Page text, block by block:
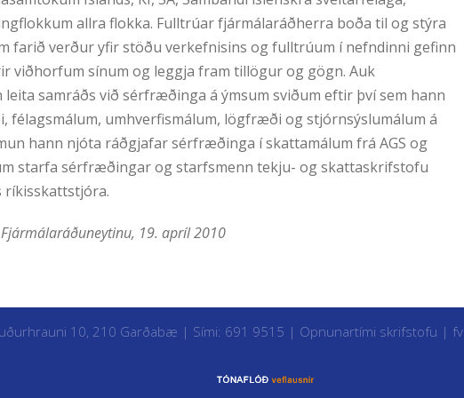
allra flokka. Fulltrúar fjármálaráðherra boða til og stýra
farið verður yfir stöðu verkefnisins og fulltrúum í nefndinni gefinn
viðhorfum sínum og leggja fram tillögur og gögn. Auk
samráðs við sérfræðinga á ýmsum sviðum eftir því sem hann
umhverfismálum, lögfræði og stjórnsýslumálum á
hann njóta ráðgjafar sérfræðinga í skattamálum frá AGS og
starfa sérfræðingar og starfsmenn tekju- og skattaskrifstofu
Fjármálaráðuneytinu, 19. apríl 2010
10, 210 Garðabæ | Sími: 691 9515 | Opnunartími skrifstofu |